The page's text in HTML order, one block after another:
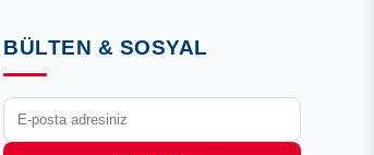
BÜLTEN & SOSYAL